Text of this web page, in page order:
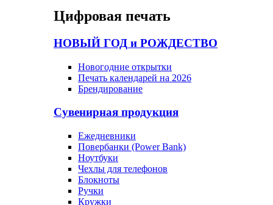
Цифровая печать
НОВЫЙ ГОД и РОЖДЕСТВО
Новогодние открытки
Печать календарей на 2026
Брендирование
Сувенирная продукция
Ежедневники
Повербанки (Power Bank)
Ноутбуки
Чехлы для телефонов
Блокноты
Ручки
Кружки